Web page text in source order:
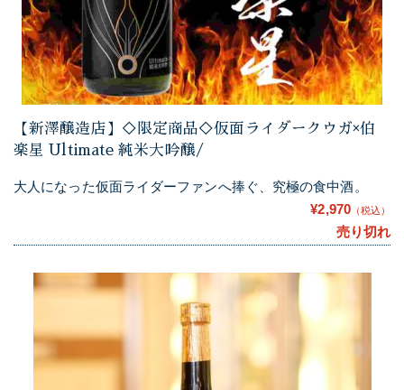
【新澤醸造店】◇限定商品◇仮面ライダークウガ×伯
楽星 Ultimate 純米大吟醸/
大人になった仮面ライダーファンへ捧ぐ、究極の食中酒。
¥2,970 （税込）
売り切れ